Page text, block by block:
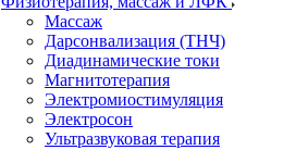
Массаж
Дарсонвализация (ТНЧ)
Диадинамические токи
Магнитотерапия
Электромиостимуляция
Электросон
Ультразвуковая терапия